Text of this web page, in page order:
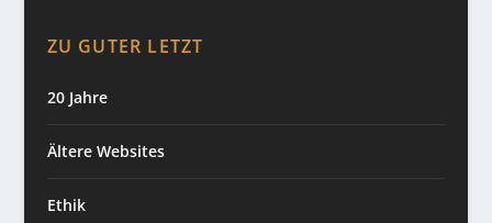
ZU GUTER LETZT
20 Jahre
Ältere Websites
Ethik